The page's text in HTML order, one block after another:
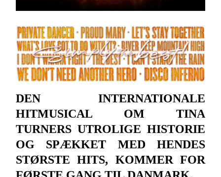
DEN INTERNATIONALE
HITMUSICAL OM TINA
TURNERS UTROLIGE HISTORIE
OG SPÆKKET MED HENDES
STØRSTE HITS, KOMMER FOR